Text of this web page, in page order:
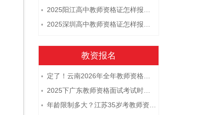
• 2025阳江高中教师资格证怎样报名 附流程
• 2025深圳高中教师资格证怎样报名 附流程
教资报名
• 定了！云南2026年全年教师资格证考试日程大公开！
• 2025下广东教师资格面试考试时间及科目内容（怎么考）
• 年龄限制多大？江苏35岁考教师资格证晚吗？